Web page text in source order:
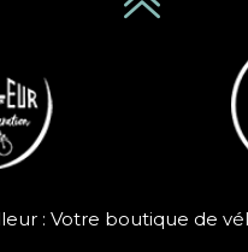
: Votre boutique de